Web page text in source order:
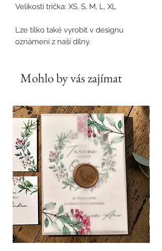
Velikosti trička: XS, S, M, L, XL
Lze tílko také vyrobit v designu
oznámení z naší dílny.
Mohlo by vás zajímat